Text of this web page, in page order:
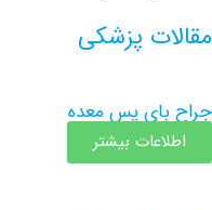
پزشکی
پس معده
بیشتر